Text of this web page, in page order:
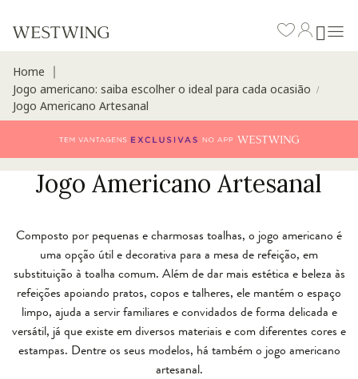
Home
Jogo americano: saiba escolher o ideal para cada ocasião /
Jogo Americano Artesanal
Jogo Americano Artesanal
Composto por pequenas e charmosas toalhas, o jogo americano é
uma opção útil e decorativa para a mesa de refeição, em
substituição à toalha comum. Além de dar mais estética e beleza às
refeições apoiando pratos, copos e talheres, ele mantém o espaço
limpo, ajuda a servir familiares e convidados de forma delicada e
versátil, já que existe em diversos materiais e com diferentes cores e
estampas. Dentre os seus modelos, há também o jogo americano
artesanal.